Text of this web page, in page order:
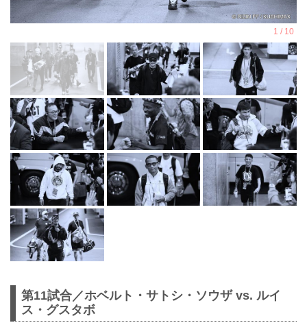
第11試合／ホベルト・サトシ・ソウザ vs. ルイ
ス・グスタボ